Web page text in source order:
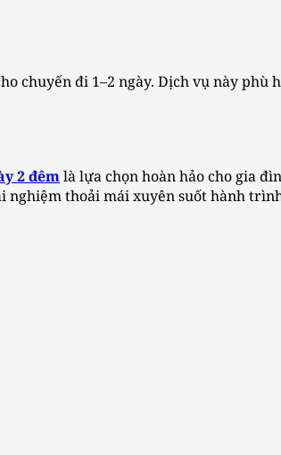
chuyến đi 1–2 ngày. Dịch vụ này
2 đêmlà lựa chọn hoàn hảo cho gia
nghiệm thoải mái xuyên suốt hành